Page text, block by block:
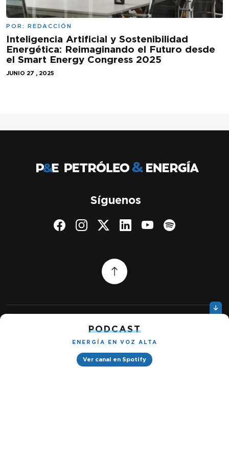
POR: REDACCIÓN
Inteligencia Artificial y Sostenibilidad
Energética: Reimaginando el Futuro desde
el Smart Energy Congress 2025
JUNIO 27 , 2025
PODCAST
ENERGÍA EN VOZ ALTA
Ver canal en Spotify
Síguenos
Política de privacidad
Petróleo & Energía © 2026